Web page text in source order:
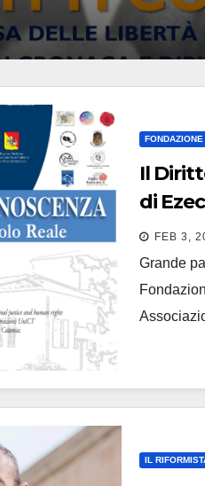
Il
di
del 2
del
FEB 3,
Grande
IL